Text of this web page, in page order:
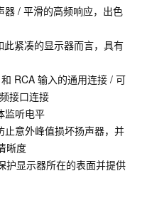
器 / 平滑的高频响应，出色
紧凑的显示器而言，具有
RCA 输入的通用连接 / 可
接口连接
监听电平
止意外峰值损坏扬声器，并
晰度
护显示器所在的表面并提供